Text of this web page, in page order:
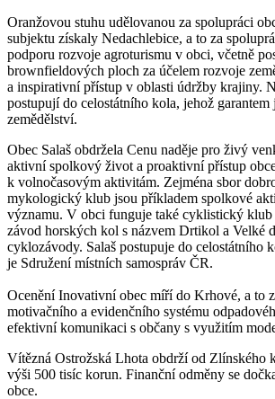
Oranžovou stuhu udělovanou za spolupráci
subjektu získaly Nedachlebice, a to za
podporu rozvoje agroturismu v obci, včetně
brownfieldových ploch za účelem rozvoje
a inspirativní přístup v oblasti údržby krajiny.
postupují do celostátního kola, jehož
zemědělství.
Obec Salaš obdržela Cenu naděje pro živý
aktivní spolkový život a proaktivní přístup
k volnočasovým aktivitám. Zejména sbor
mykologický klub jsou příkladem spolkové
významu. V obci funguje také cyklistický klub
závod horských kol s názvem Drtikol a Velké
cyklozávody. Salaš postupuje do celostátního
je Sdružení místních samospráv ČR.
Ocenění Inovativní obec míří do Krhové, a to
motivačního a evidenčního systému
efektivní komunikaci s občany s využitím
Vítězná Ostrožská Lhota obdrží od Zlínského
výši 500 tisíc korun. Finanční odměny se
obce.